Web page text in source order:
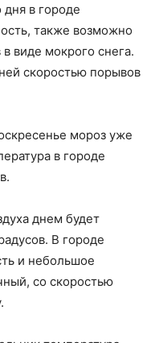
дня в городе
также возможно
виде мокрого снега.
скоростью порывов
мороз уже
в городе
днем будет
В городе
и небольшое
со скоростью